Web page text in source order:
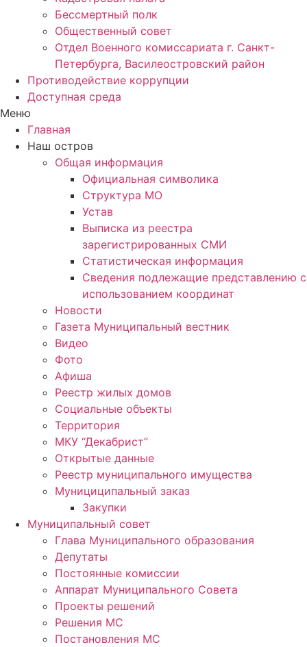
Бессмертный полк
Общественный совет
Отдел Военного комиссариата г. Санкт-
Петербурга, Василеостровский район
Противодействие коррупции
Доступная среда
Меню
Главная
Наш остров
Общая информация
Официальная символика
Структура МО
Устав
Выписка из реестра
зарегистрированных СМИ
Статистическая информация
Сведения подлежащие представлению с
использованием координат
Новости
Газета Муниципальный вестник
Видео
Фото
Афиша
Реестр жилых домов
Социальные объекты
Территория
МКУ “Декабрист”
Открытые данные
Реестр муниципального имущества
Мунициципальный заказ
Закупки
Муниципальный совет
Глава Муниципального образования
Депутаты
Постоянные комиссии
Аппарат Муниципального Совета
Проекты решений
Решения МС
Постановления МС